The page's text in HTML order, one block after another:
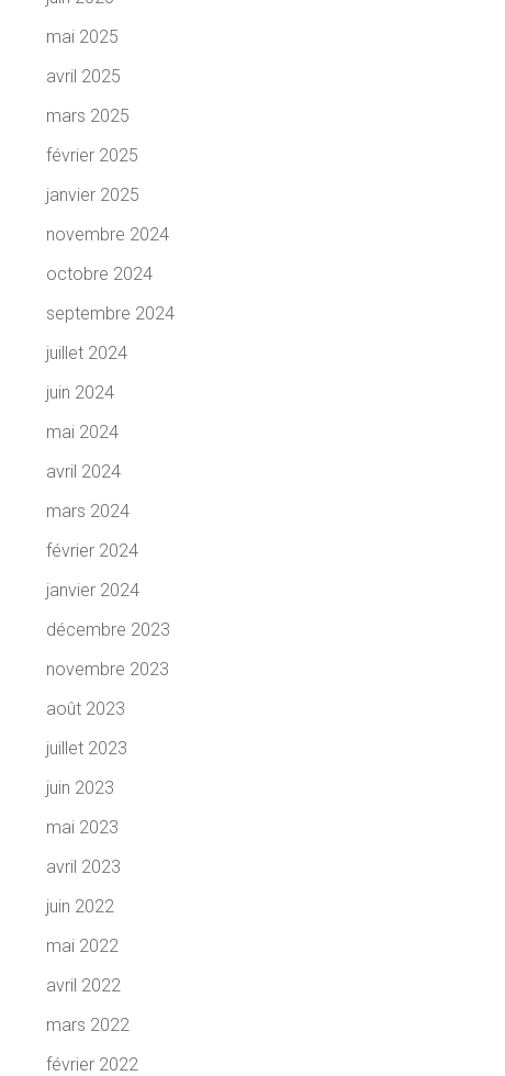
mai 2025
avril 2025
mars 2025
février 2025
janvier 2025
novembre 2024
octobre 2024
septembre 2024
juillet 2024
juin 2024
mai 2024
avril 2024
mars 2024
février 2024
janvier 2024
décembre 2023
novembre 2023
août 2023
juillet 2023
juin 2023
mai 2023
avril 2023
juin 2022
mai 2022
avril 2022
mars 2022
février 2022